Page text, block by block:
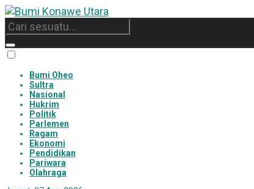
Bumi Oheo
Sultra
Nasional
Hukrim
Politik
Parlemen
Ragam
Ekonomi
Pendidikan
Pariwara
Olahraga